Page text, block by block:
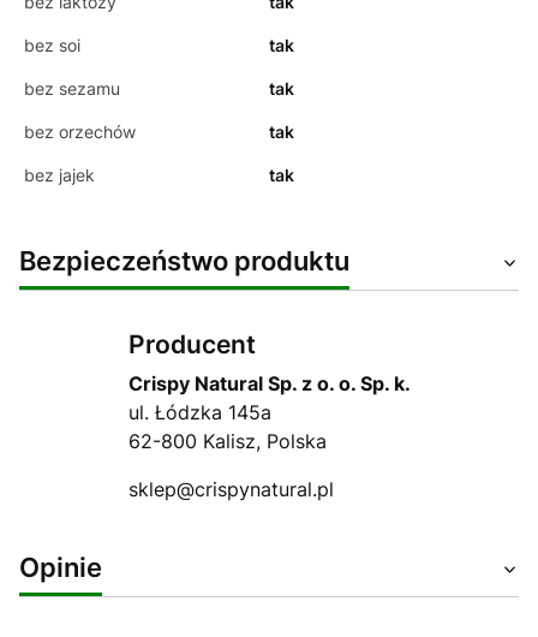
bez soi tak
bez sezamu tak
bez orzechów tak
bez jajek tak
Bezpieczeństwo produktu
Producent
Crispy Natural Sp. z o. o. Sp. k.
ul. Łódzka 145a
62-800 Kalisz, Polska
sklep@crispynatural.pl
Opinie